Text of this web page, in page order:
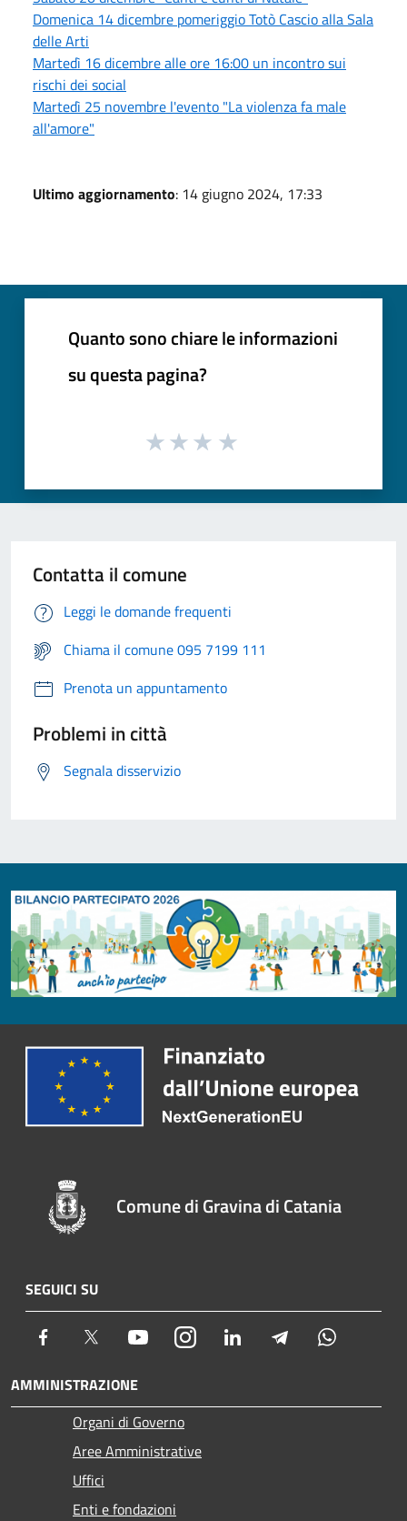
Domenica 14 dicembre pomeriggio Totò Cascio alla Sala
delle Arti
Martedì 16 dicembre alle ore 16:00 un incontro sui
rischi dei social
Martedì 25 novembre l'evento "La violenza fa male
all'amore"
Ultimo aggiornamento: 14 giugno 2024, 17:33
Quanto sono chiare le informazioni
su questa pagina?
Contatta il comune
Leggi le domande frequenti
Chiama il comune 095 7199 111
Prenota un appuntamento
Problemi in città
Segnala disservizio
Comune di Gravina di Catania
SEGUICI SU
Facebook Twitter YoutubeInstagram LinkedIn Telegram
AMMINISTRAZIONE
Organi di Governo
Aree Amministrative
Uffici
Enti e fondazioni